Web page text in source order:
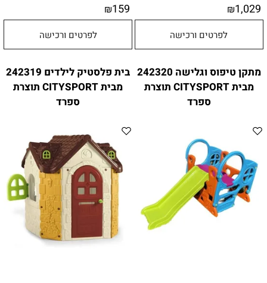
₪1,029
לפרטים ורכישה
₪159
לפרטים ורכישה
מתקן טיפוס וגלישה 242320
מבית CITYSPORT תוצרת
ספרד
בית פלסטיק לילדים 242319
מבית CITYSPORT תוצרת
ספרד